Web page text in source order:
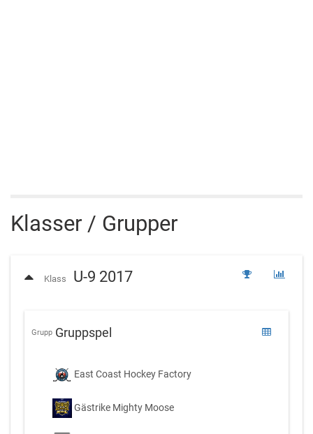
Klasser / Grupper
Klass U-9 2017
Grupp Gruppspel
East Coast Hockey Factory
Gästrike Mighty Moose